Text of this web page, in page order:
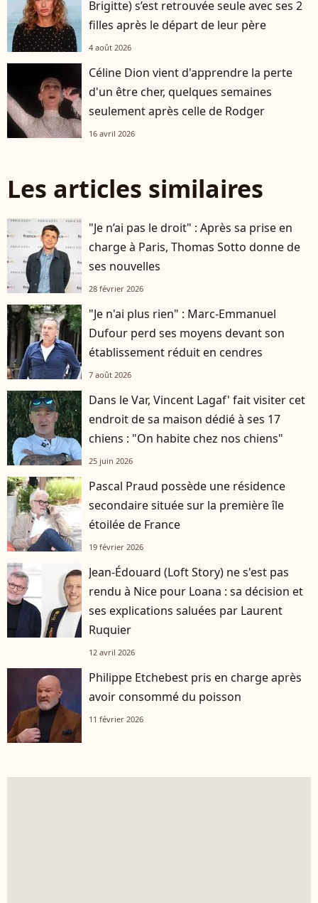
Brigitte) s’est retrouvée seule avec ses 2
filles après le départ de leur père
4 août 2026
Céline Dion vient d'apprendre la perte
d'un être cher, quelques semaines
seulement après celle de Rodger
16 avril 2026
Les articles similaires
"Je n’ai pas le droit" : Après sa prise en
charge à Paris, Thomas Sotto donne de
ses nouvelles
28 février 2026
"Je n'ai plus rien" : Marc-Emmanuel
Dufour perd ses moyens devant son
établissement réduit en cendres
7 août 2026
Dans le Var, Vincent Lagaf' fait visiter cet
endroit de sa maison dédié à ses 17
chiens : "On habite chez nos chiens"
25 juin 2026
Pascal Praud possède une résidence
secondaire située sur la première île
étoilée de France
19 février 2026
Jean-Édouard (Loft Story) ne s'est pas
rendu à Nice pour Loana : sa décision et
ses explications saluées par Laurent
Ruquier
12 avril 2026
Philippe Etchebest pris en charge après
avoir consommé du poisson
11 février 2026